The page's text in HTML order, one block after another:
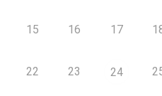
15 16 17
22 23 24